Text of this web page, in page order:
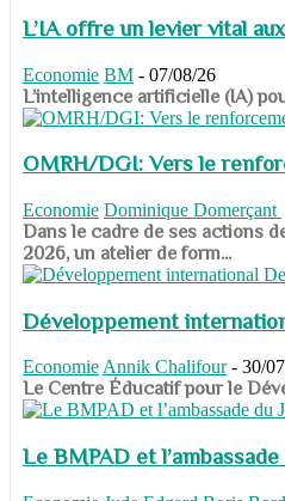
L’IA offre un levier vital
Economie BM - 07/08/26
​​​​​​​L’intelligence artificielle (IA)
OMRH/DGI: Vers le
Economie Dominique Domerçant
Dans le cadre de ses actions
2026, un atelier de form...
Développement
Economie Annik Chalifour - 30/
​​​​​​​Le Centre Éducatif pour le
Le BMPAD et